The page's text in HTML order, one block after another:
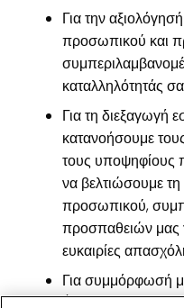
Για την
προσωπικού και
καταλληλότητάς
Για τη διεξαγωγή
κατανοήσουμε
τους υποψηφίους
να βελτιώσουμε τη
προσωπικού,
προσπαθειών μας
ευκαιρίες
Για συμμόρφωσή
(π.χ. νόμοι για την